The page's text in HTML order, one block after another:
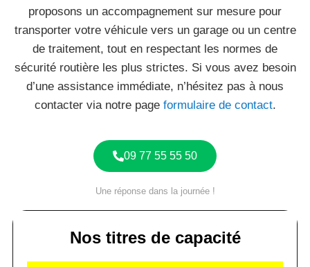
proposons un accompagnement sur mesure pour
transporter votre véhicule vers un garage ou un centre
de traitement, tout en respectant les normes de
sécurité routière les plus strictes. Si vous avez besoin
d’une assistance immédiate, n’hésitez pas à nous
contacter via notre page formulaire de contact.
09 77 55 55 50
Une réponse dans la journée !
Nos titres de capacité